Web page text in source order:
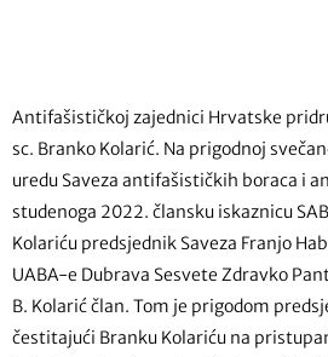
Antifašističkoj zajednici Hrvatske
sc. Branko Kolarić. Na prigodnoj
uredu Saveza antifašističkih boraca i
studenoga 2022. člansku iskaznicu
Kolariću predsjednik Saveza Franjo
UABA-e Dubrava Sesvete Zdravko
B. Kolarić član. Tom je prigodom
čestitajući Branku Kolariću na